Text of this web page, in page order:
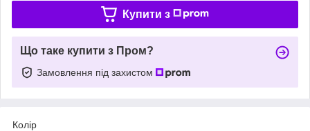
Купити з
Що таке купити з Пром?
Замовлення під захистом
Колір